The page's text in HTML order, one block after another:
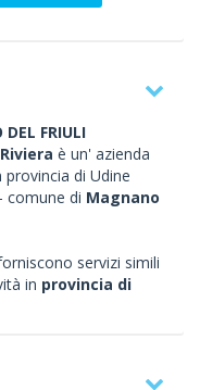
DEL FRIULI
è un' azienda
provincia di Udine
comune di Magnano
servizi simili
in provincia di